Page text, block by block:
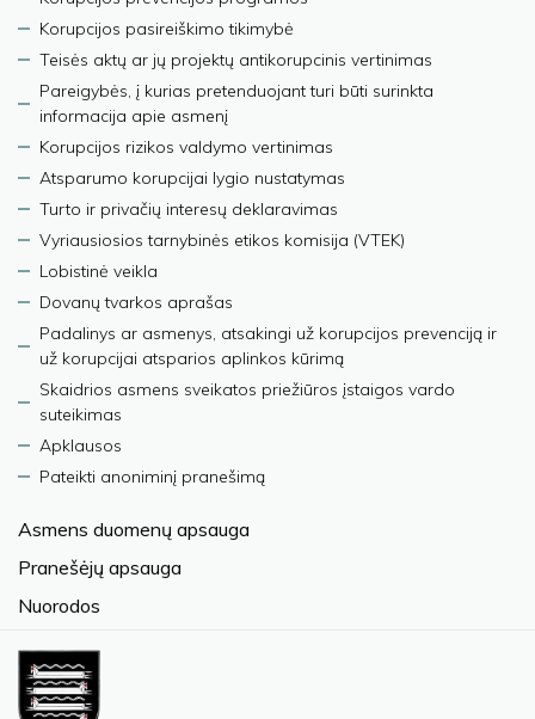
Korupcijos pasireiškimo tikimybė
Teisės aktų ar jų projektų antikorupcinis vertinimas
Pareigybės, į kurias pretenduojant turi būti surinkta
informacija apie asmenį
Korupcijos rizikos valdymo vertinimas
Atsparumo korupcijai lygio nustatymas
Turto ir privačių interesų deklaravimas
Vyriausiosios tarnybinės etikos komisija (VTEK)
Lobistinė veikla
Dovanų tvarkos aprašas
Padalinys ar asmenys, atsakingi už korupcijos prevenciją ir
už korupcijai atsparios aplinkos kūrimą
Skaidrios asmens sveikatos priežiūros įstaigos vardo
suteikimas
Apklausos
Pateikti anoniminį pranešimą
Asmens duomenų apsauga
Pranešėjų apsauga
Nuorodos